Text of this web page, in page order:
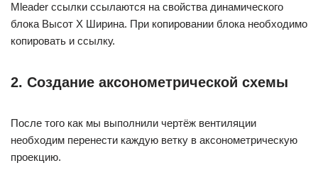
Mleader ссылки ссылаются на свойства динамического
блока Высот Х Ширина. При копировании блока необходимо
копировать и ссылку.
2. Создание аксонометрической схемы
После того как мы выполнили чертёж вентиляции
необходим перенести каждую ветку в аксонометрическую
проекцию.